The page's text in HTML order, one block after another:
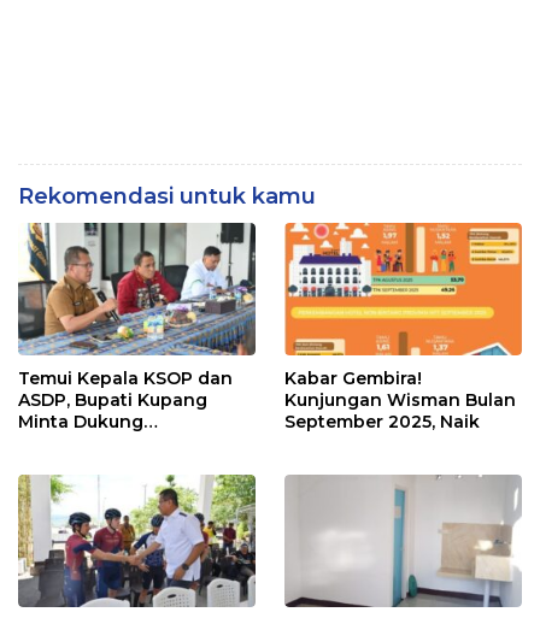
Rekomendasi untuk kamu
Temui Kepala KSOP dan
ASDP, Bupati Kupang
Minta Dukung
Keduanya
Kabar Gembira!
Kunjungan Wisman Bulan
September 2025, Naik